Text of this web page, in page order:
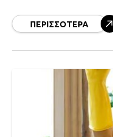
δεν είχεΠΕΡΙΣΣΌΤΕΡΑ